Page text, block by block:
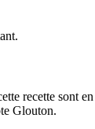
recette sont
Glouton.